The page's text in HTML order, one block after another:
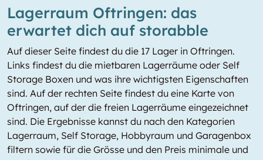
Lagerraum Oftringen: das
erwartet dich auf storabble
Auf dieser Seite findest du die 17 Lager in Oftringen.
Links findest du die mietbaren Lagerräume oder Self
Storage Boxen und was ihre wichtigsten Eigenschaften
sind. Auf der rechten Seite findest du eine Karte von
Oftringen, auf der die freien Lagerräume eingezeichnet
sind. Die Ergebnisse kannst du nach den Kategorien
Lagerraum, Self Storage, Hobbyraum und Garagenbox
filtern sowie für die Grösse und den Preis minimale und